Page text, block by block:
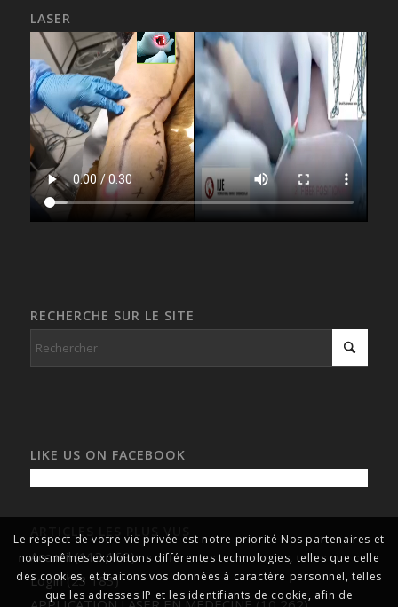
LASER
RECHERCHE SUR LE SITE
LIKE US ON FACEBOOK
ARTICLES LES PLUS VUS
Accueil (113 169)
Login (23 183)
Le respect de votre vie privée est notre priorité Nos partenaires et
nous-mêmes exploitons différentes technologies, telles que celle
des cookies, et traitons vos données à caractère personnel, telles
que les adresses IP et les identifiants de cookie, afin de